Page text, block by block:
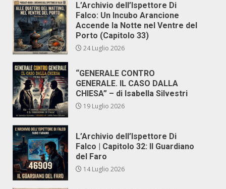
L’Archivio dell’Ispettore Di
Falco: Un Incubo Arancione
Accende la Notte nel Ventre del
Porto (Capitolo 33)
24 Luglio 2026
“GENERALE CONTRO
GENERALE. IL CASO DALLA
CHIESA” – di Isabella Silvestri
19 Luglio 2026
L’Archivio dell’Ispettore Di
Falco | Capitolo 32: Il Guardiano
del Faro
14 Luglio 2026